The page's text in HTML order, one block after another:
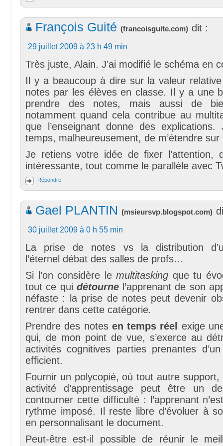
François Guité (francoisguite.com) dit :
29 juillet 2009 à 23 h 49 min
Très juste, Alain. J’ai modifié le schéma en
Il y a beaucoup à dire sur la valeur
notes par les élèves en classe. Il y a une
prendre des notes, mais aussi de
notamment quand cela contribue au
que l’enseignant donne des
temps, malheureusement, de m’étendre sur
Je retiens votre idée de fixer l’attention,
intéressante, tout comme le parallèle avec
Répondre
Gael PLANTIN (msieursvp.blogspot.com)
30 juillet 2009 à 0 h 55 min
La prise de notes vs la distribution
l’éternel débat des salles de profs…
Si l’on considère le multitasking que tu
tout ce qui détournel’apprenant de son
néfaste : la prise de notes peut devenir
rentrer dans cette catégorie.
Prendre des notes en temps réel
exige
qui, de mon point de vue, s’exerce au
activités cognitives parties prenantes
efficient.
Fournir un polycopié, où tout autre support,
activité d’apprentissage peut être un
contourner cette difficulté : l’apprenant
rythme imposé. Il reste libre d’évoluer à
en personnalisant le document.
Peut-être est-il possible de réunir le